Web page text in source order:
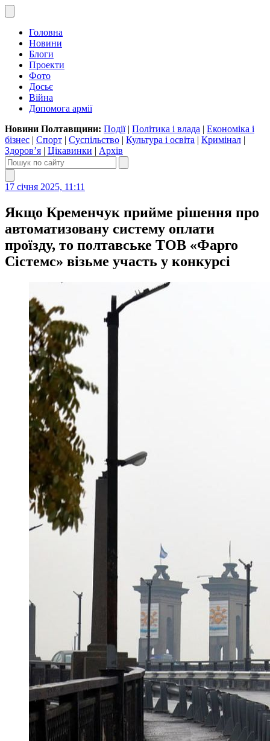
Головна
Новини
Блоги
Проекти
Фото
Досьє
Війна
Допомога армії
Новини Полтавщини: Події| Політика і влада | Економіка і
бізнес | Спорт | Суспільство | Культура і освіта | Кримінал |
Здоров’я | Цікавинки | Архів
17 січня 2025, 11:11
Якщо Кременчук прийме рішення про
автоматизовану систему оплати
проїзду, то полтавське ТОВ «Фарго
Сістемс» візьме участь у конкурсі